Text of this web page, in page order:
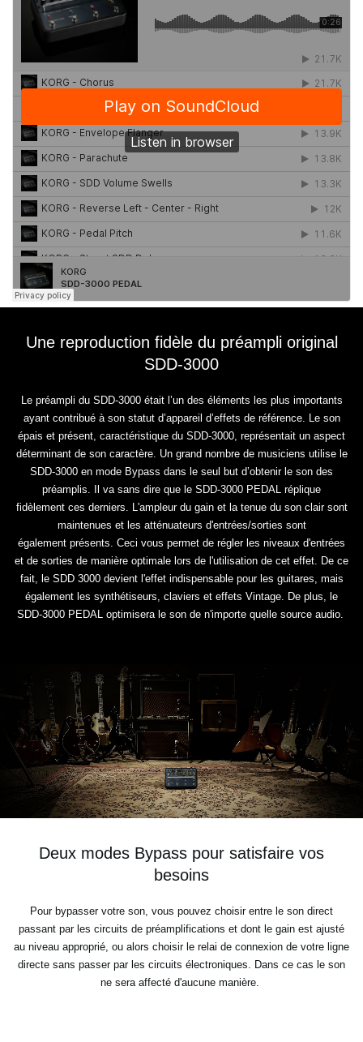
Une reproduction fidèle du préampli original
SDD-3000
Le préampli du SDD-3000 était l’un des éléments les plus importants
ayant contribué à son statut d’appareil d’effets de référence. Le son
épais et présent, caractéristique du SDD-3000, représentait un aspect
déterminant de son caractère. Un grand nombre de musiciens utilise le
SDD-3000 en mode Bypass dans le seul but d’obtenir le son des
préamplis. Il va sans dire que le SDD-3000 PEDAL réplique
fidèlement ces derniers. L'ampleur du gain et la tenue du son clair sont
maintenues et les atténuateurs d'entrées/sorties sont
également présents. Ceci vous permet de régler les niveaux d'entrées
et de sorties de manière optimale lors de l'utilisation de cet effet. De ce
fait, le SDD 3000 devient l'effet indispensable pour les guitares, mais
également les synthétiseurs, claviers et effets Vintage. De plus, le
SDD-3000 PEDAL optimisera le son de n'importe quelle source audio.
Deux modes Bypass pour satisfaire vos
besoins
Pour bypasser votre son, vous pouvez choisir entre le son direct
passant par les circuits de préamplifications et dont le gain est ajusté
au niveau approprié, ou alors choisir le relai de connexion de votre ligne
directe sans passer par les circuits électroniques. Dans ce cas le son
ne sera affecté d'aucune manière.